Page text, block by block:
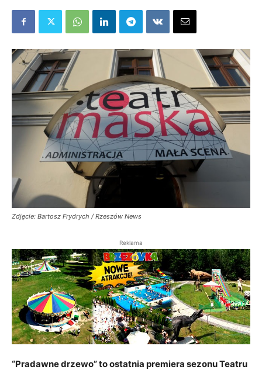
Zdjęcie: Bartosz Frydrych / Rzeszów News
Reklama
“Pradawne drzewo” to ostatnia premiera sezonu Teatru